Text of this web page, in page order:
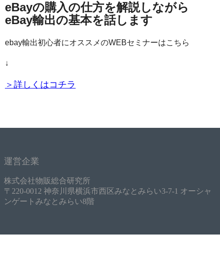
eBayの購入の仕方を解説しながら
eBay輸出の基本を話します
ebay輸出初心者にオススメのWEBセミナーはこちら
↓
＞詳しくはコチラ
運営企業
株式会社物販総合研究所
〒220-0012 神奈川県横浜市西区みなとみらい3-7-1 オーシャ
ンゲートみなとみらい8階